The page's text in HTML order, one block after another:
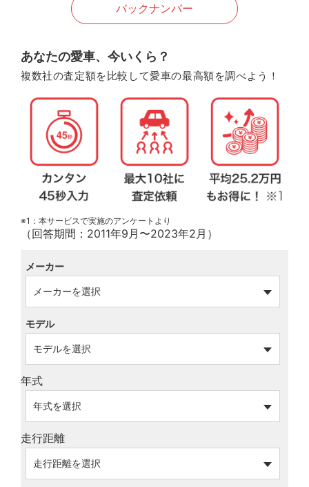
バックナンバー
あなたの愛車、今いくら？
複数社の査定額を比較して愛車の最高額を調べよう！
※1：本サービスで実施のアンケートより
（回答期間：2011年9月〜2023年2月）
メーカー
モデル
年式
走行距離